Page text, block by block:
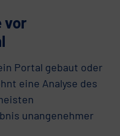
vor
Portal gebaut oder
eine Analyse des
unangenehmer